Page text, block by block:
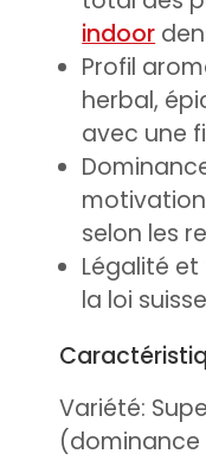
indoor
Profil
herbal,
avec une
selon les
Légalité
la loi
Variété:
(dominance